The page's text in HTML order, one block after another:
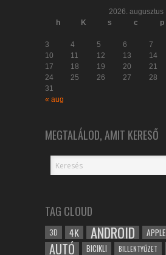
2026. augusztus
h
K s c p
3
4 5 6 7
10
11 12 13 14
17
18 19 20 21
24
25 26 27 28
31
« aug
MEGTALÁLOD, AMIT KERESŐ
TAG CLOUD
3D 4K ANDROID APPLE
AUTÓ BICIKLI BILLENTYŰZET